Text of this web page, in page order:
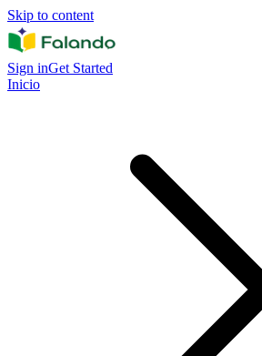
Skip to content
Sign inGet Started
Inicio